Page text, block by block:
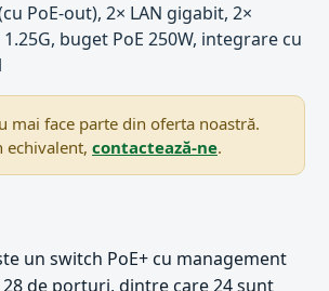
PoE-out), 2× LAN gigabit, 2×
1.25G, buget PoE 250W, integrare cu
mai face parte din oferta noastră.
echivalent, contactează-ne.
un switch PoE+ cu management
de porturi, dintre care 24 sunt